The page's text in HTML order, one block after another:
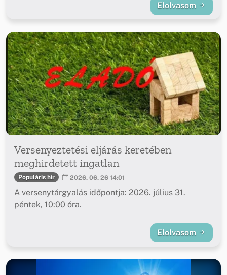
Elolvasom
Versenyeztetési eljárás keretében
meghirdetett ingatlan
Populáris hír 2026. 06. 26 14:01
A versenytárgyalás időpontja: 2026. július 31.
péntek, 10:00 óra.
Elolvasom